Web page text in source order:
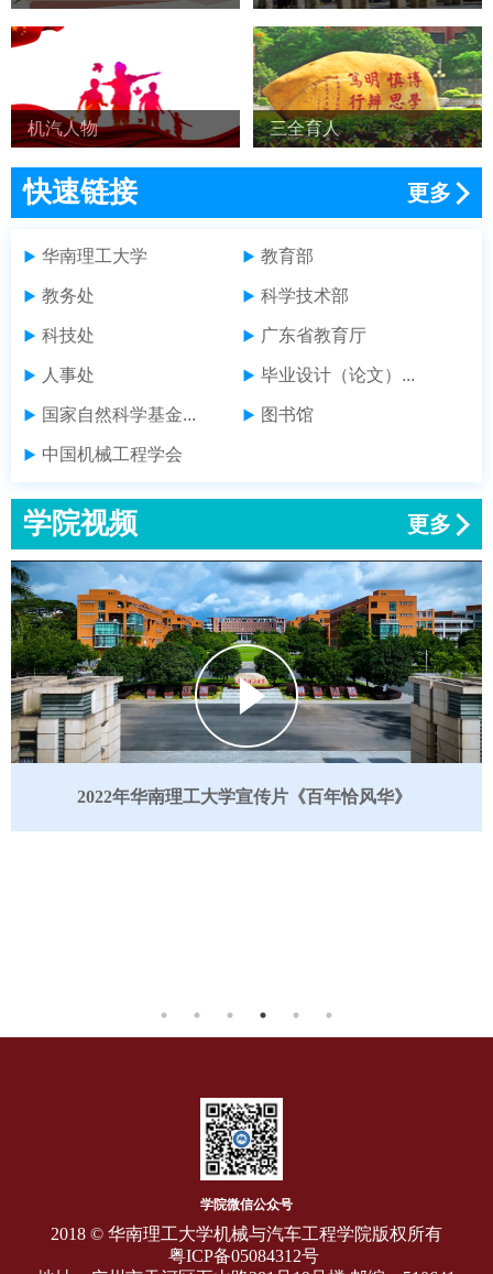
机汽人物 三全育人
快速链接 更多
华南理工大学 教育部
教务处 科学技术部
科技处 广东省教育厅
人事处 毕业设计（论文）...
国家自然科学基金... 图书馆
中国机械工程学会
学院视频 更多
恰风华》
学院微信公众号
2018 © 华南理工大学机械与汽车工程学院版权所有
粤ICP备05084312号